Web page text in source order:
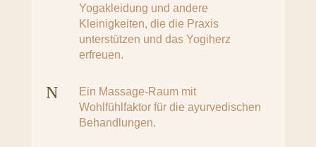
Yogakleidung und andere
Kleinigkeiten, die die Praxis
unterstützen und das Yogiherz
erfreuen.
N
Ein Massage-Raum mit
Wohlfühlfaktor für die ayurvedischen
Behandlungen.